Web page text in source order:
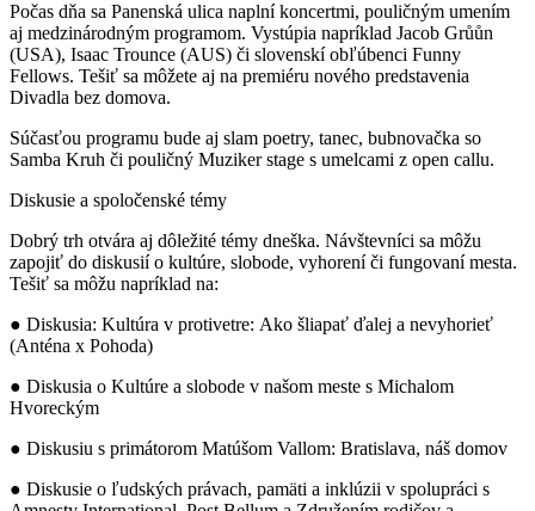
Počas dňa sa Panenská ulica naplní koncertmi, pouličným umením
aj medzinárodným programom. Vystúpia napríklad Jacob Grůůn
(USA), Isaac Trounce (AUS) či slovenskí obľúbenci Funny
Fellows. Tešiť sa môžete aj na premiéru nového predstavenia
Divadla bez domova.
Súčasťou programu bude aj slam poetry, tanec, bubnovačka so
Samba Kruh či pouličný Muziker stage s umelcami z open callu.
Diskusie a spoločenské témy
Dobrý trh otvára aj dôležité témy dneška. Návštevníci sa môžu
zapojiť do diskusií o kultúre, slobode, vyhorení či fungovaní mesta.
Tešiť sa môžu napríklad na:
● Diskusia: Kultúra v protivetre: Ako šliapať ďalej a nevyhorieť
(Anténa x Pohoda)
● Diskusia o Kultúre a slobode v našom meste s Michalom
Hvoreckým
● Diskusiu s primátorom Matúšom Vallom: Bratislava, náš domov
● Diskusie o ľudských právach, pamäti a inklúzii v spolupráci s